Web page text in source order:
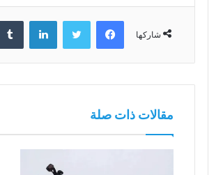
شاركها
فيسبوك تويتر لينكدإن
مقالات ذات صلة